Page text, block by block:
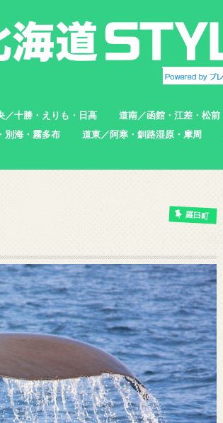
／十勝・えりも・日高
市
も町
だか町
町
道南／函館・江差・松前
函館市
北斗市
七飯町
松前町
江差町
上ノ国町
別海・霧多布 道東／阿寒・釧路湿原・摩周
羅臼町